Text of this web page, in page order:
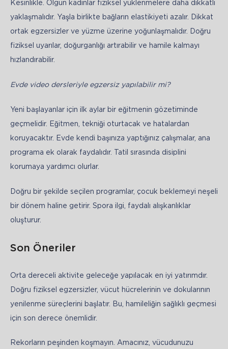
Kesinlikle. Olgun kadınlar fiziksel yüklenmelere daha dikkatli
yaklaşmalıdır. Yaşla birlikte bağların elastikiyeti azalır. Dikkat
ortak egzersizler ve yüzme üzerine yoğunlaşmalıdır. Doğru
fiziksel uyarılar, doğurganlığı artırabilir ve hamile kalmayı
hızlandırabilir.
Evde video dersleriyle egzersiz yapılabilir mi?
Yeni başlayanlar için ilk aylar bir eğitmenin gözetiminde
geçmelidir. Eğitmen, tekniği oturtacak ve hatalardan
koruyacaktır. Evde kendi başınıza yaptığınız çalışmalar, ana
programa ek olarak faydalıdır. Tatil sırasında disiplini
korumaya yardımcı olurlar.
Doğru bir şekilde seçilen programlar, çocuk beklemeyi neşeli
bir dönem haline getirir. Spora ilgi, faydalı alışkanlıklar
oluşturur.
Son Öneriler
Orta dereceli aktivite geleceğe yapılacak en iyi yatırımdır.
Doğru fiziksel egzersizler, vücut hücrelerinin ve dokularının
yenilenme süreçlerini başlatır. Bu, hamileliğin sağlıklı geçmesi
için son derece önemlidir.
Rekorların peşinden koşmayın. Amacınız, vücudunuzu